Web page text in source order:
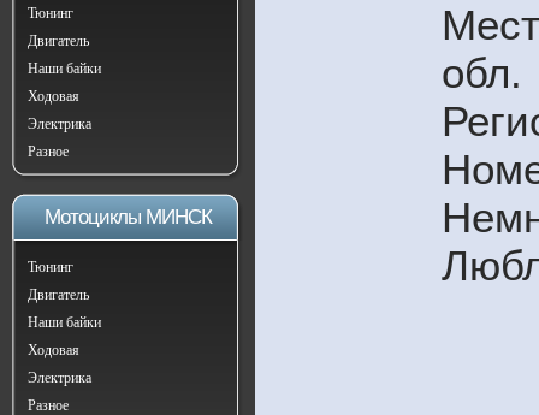
Тюнинг
Двигатель
Наши байки
Ходовая
Электрика
Разное
Мотоциклы МИНСК
Тюнинг
Двигатель
Наши байки
Ходовая
Электрика
Разное
обл.